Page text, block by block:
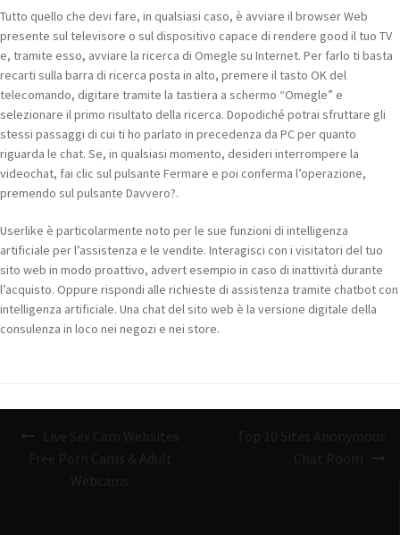
Tutto quello che devi fare, in qualsiasi caso, è avviare il browser Web
presente sul televisore o sul dispositivo capace di rendere good il tuo TV
e, tramite esso, avviare la ricerca di Omegle su Internet. Per farlo ti basta
recarti sulla barra di ricerca posta in alto, premere il tasto OK del
telecomando, digitare tramite la tastiera a schermo “Omegle” e
selezionare il primo risultato della ricerca. Dopodiché potrai sfruttare gli
stessi passaggi di cui ti ho parlato in precedenza da PC per quanto
riguarda le chat. Se, in qualsiasi momento, desideri interrompere la
videochat, fai clic sul pulsante Fermare e poi conferma l’operazione,
premendo sul pulsante Davvero?.
Userlike è particolarmente noto per le sue funzioni di intelligenza
artificiale per l’assistenza e le vendite. Interagisci con i visitatori del tuo
sito web in modo proattivo, advert esempio in caso di inattività durante
l’acquisto. Oppure rispondi alle richieste di assistenza tramite chatbot con
intelligenza artificiale. Una chat del sito web è la versione digitale della
consulenza in loco nei negozi e nei store.
Live Sex Cam Websites
Free Porn Cams & Adult
Webcams
Top 10 Sites Anonymous
Chat Room